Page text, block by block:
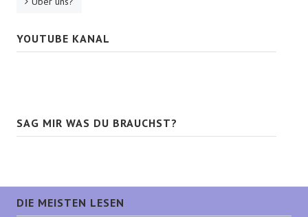
YOUTUBE KANAL
SAG MIR WAS DU BRAUCHST?
DIE MEISTEN LESEN